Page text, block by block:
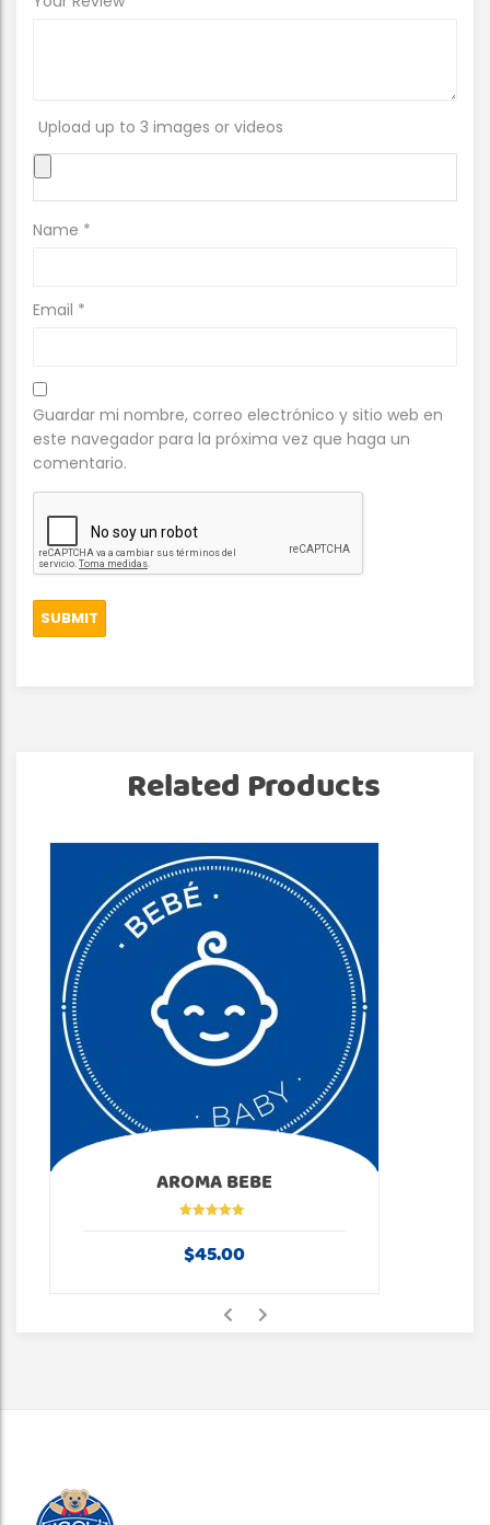
Upload up to 3 images or videos
Name *
Email *
Guardar mi nombre, correo electrónico y sitio web en
este navegador para la próxima vez que haga un
comentario.
Related Products
AROMA BEBE
$45.00